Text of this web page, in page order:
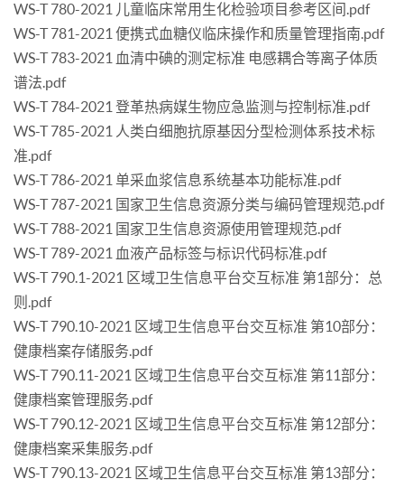
WS-T 780-2021 儿童临床常用生化检验项目参考区间.pdf
WS-T 781-2021 便携式血糖仪临床操作和质量管理指南.pdf
WS-T 783-2021 血清中碘的测定标准 电感耦合等离子体质
谱法.pdf
WS-T 784-2021 登革热病媒生物应急监测与控制标准.pdf
WS-T 785-2021 人类白细胞抗原基因分型检测体系技术标
准.pdf
WS-T 786-2021 单采血浆信息系统基本功能标准.pdf
WS-T 787-2021 国家卫生信息资源分类与编码管理规范.pdf
WS-T 788-2021 国家卫生信息资源使用管理规范.pdf
WS-T 789-2021 血液产品标签与标识代码标准.pdf
WS-T 790.1-2021 区域卫生信息平台交互标准 第1部分：总
则.pdf
WS-T 790.10-2021 区域卫生信息平台交互标准 第10部分：
健康档案存储服务.pdf
WS-T 790.11-2021 区域卫生信息平台交互标准 第11部分：
健康档案管理服务.pdf
WS-T 790.12-2021 区域卫生信息平台交互标准 第12部分：
健康档案采集服务.pdf
WS-T 790.13-2021 区域卫生信息平台交互标准 第13部分：